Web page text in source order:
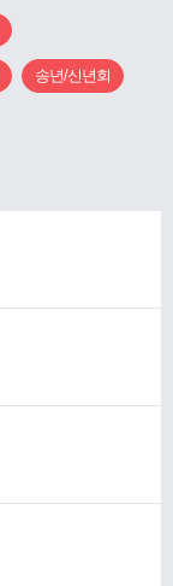
송년/신년회